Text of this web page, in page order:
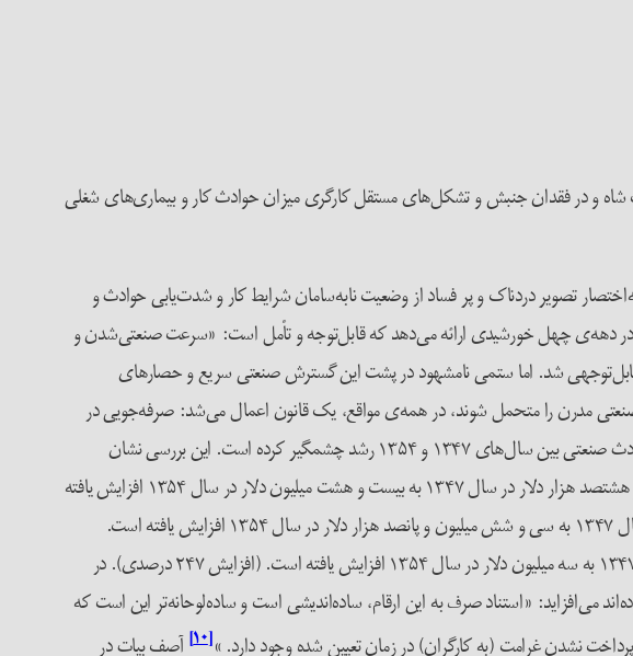
شاه و در فقدان جنبش و تشکل‌های مستقل کارگری میزان حوادث کار و بیماری‌های شغلی
آصف بیات استاد جامعه‌شناسی و مطالعات خاورمیانه، در فصل سوم کتاب ارزنده و تحقیقی خود «کارگران در انقلاب ۱۳۵۷» به‌‎اختصار تصویر دردناک و پر فساد از وضعیت نابه‌سامان شرایط کار و شدت‌یابی حوادث و
دهه‌ی چهل خورشیدی ارائه می‌دهد که قابل‌توجه و تأمل است: «سرعت صنعتی‌شدن و
اجتماعی صنعتی قابل‌توجهی شد. اما ستمی نامشهود در پشت این گسترش صنعتی سریع و حصار‌های
صنعتی مدرن را متحمل شوند، در همه‌ی مواقع، یک قانون اعمال می‌شد: صرفه‌جویی در
وی می‌افزاید: «یک بررسی در وزارت کار (دوران شاه) حاکی از آن است که میزان حوادث صنعتی بین سال‌های ۱۳۴۷ و ۱۳۵۴ رشد چشمگیر کرده است. این بررسی نشان
می‌دهد که ظرف هشت سال، غرامت پرداخت شده (که با دلار امریکا محاسبه شده) به کارگران بابت معلولیت از چهار میلیون و هشتصد هزار دلار در سال ۱۳۴۷ به بیست و هشت میلیون دلار در سال ۱۳۵۴ افزایش یافته
است (افزایش ۵۸۹ درصدی) و غرامت پرداخت شده به کارگران برای بیماری ناشی از کار از هفت میلیون و صد هزار دلار در سال ۱۳۴۷ به سی و شش میلیون و پانصد هزار دلار در سال ۱۳۵۴ افزایش یافته است.
(افزایش ۵۱۹ درصدی) غرامت پرداخت شده برای نقص عضو در هر بخش از بدن از یک میلیون و دویست هزار دلار در سال ۱۳۴۷ به سه میلیون دلار در سال ۱۳۵۴ افزایش یافته است. (افزایش ۲۴۷ درصدی). در
می‌افزاید: «استناد صرف به این ارقام، ساده‌اندیشی است و ساده‌لوحانه‌تر این است که
نشدن غرامت (به کارگران) در زمان تعیین شده وجود دارد. »[۱۰] آصف بیات در